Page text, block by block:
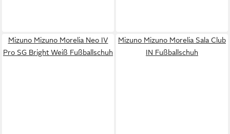
Mizuno Mizuno Morelia Neo IV
Pro SG Bright Weiß Fußballschuh
Mizuno Mizuno Morelia Sala Club
IN Fußballschuh